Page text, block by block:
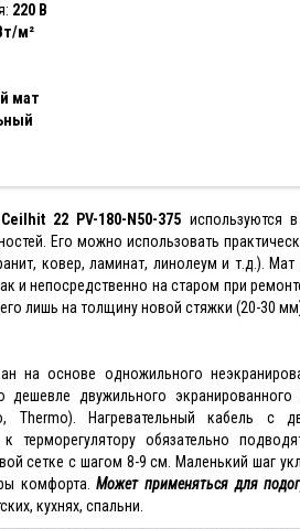
220 В
м²
мат
Ceilhit 22 PV-180-N50-375 используются
Его можно использовать
ковер, ламинат, линолеум и т.д.).
и непосредственно на старом при
лишь на толщину новой стяжки (20-30
на основе одножильного
дешевле двужильного экранированного
Thermo). Нагревательный кабель с
терморегулятору обязательно
сетке с шагом 8-9 см. Маленький шаг
комфорта.Может применяться для
кухнях, спальни.